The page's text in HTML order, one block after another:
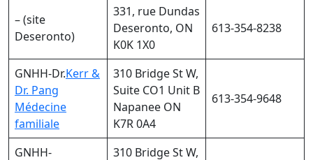
– (site
Deseronto)
331, rue Dundas
Deseronto, ON
K0K 1X0
613-354-8238
GNHH-Dr.Kerr &
Dr. Pang
Médecine
familiale
310 Bridge St W,
Suite CO1 Unit B
Napanee ON
K7R 0A4
613-354-9648
GNHH-
310 Bridge St W,